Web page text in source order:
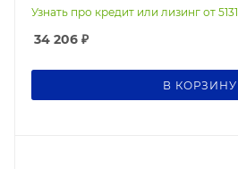
Узнать про кредит или лизинг от 5131
34 206 ₽
В КОРЗИНУ